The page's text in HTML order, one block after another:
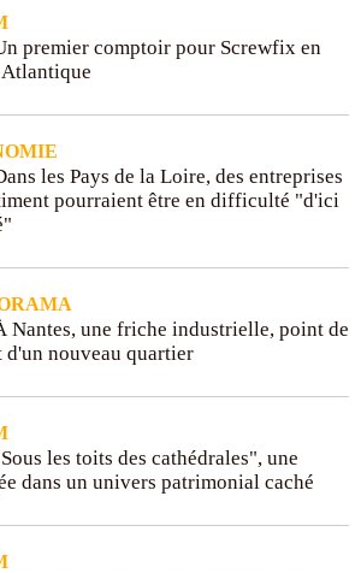
premier comptoir pour Screwfix en
les Pays de la Loire, des entreprises
pourraient être en difficulté "d'ici
Nantes, une friche industrielle, point de
d'un nouveau quartier
les toits des cathédrales", une
dans un univers patrimonial caché